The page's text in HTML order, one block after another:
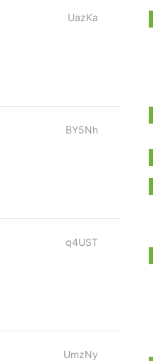
UazKa
BY5Nh
q4UST
UmzNy